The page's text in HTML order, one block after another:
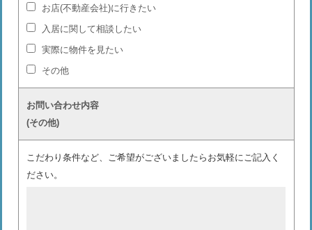
お店(不動産会社)に行きたい
入居に関して相談したい
実際に物件を見たい
その他
お問い合わせ内容
(その他)
こだわり条件など、ご希望がございましたらお気軽にご記入く
ださい。